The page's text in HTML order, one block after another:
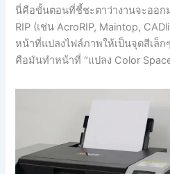
นี่คือขั้นตอนที่ชี้ชะตาว่างานจะออกม
RIP (เช่น AcroRIP, Maintop,
หน้าที่แปลงไฟล์ภาพให้เป็นจุดสีเล็
คือมันทำหน้าที่ “แปลง Color